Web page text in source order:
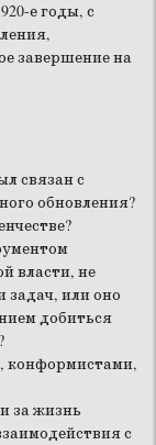
е годы, с
завершение на
связан с
обновления?
власти, не
задач, или оно
добиться
конформистами,
за жизнь
с